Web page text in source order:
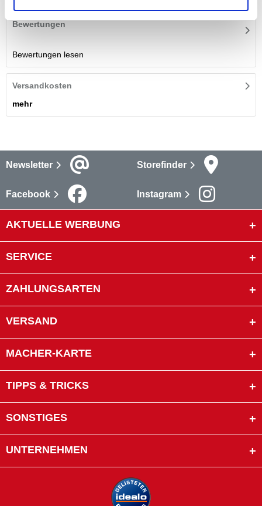
Bewertungen
Bewertungen lesen
Versandkosten
mehr
Newsletter Storefinder
Facebook Instagram
AKTUELLE WERBUNG
SERVICE
ZAHLUNGSARTEN
VERSAND
MACHER-KARTE
TIPPS & TRICKS
SONSTIGES
UNTERNEHMEN